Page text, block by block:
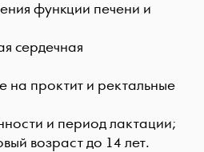
функции печени и
сердечная
на проктит и ректальные
и период лактации;
возраст до 14 лет.